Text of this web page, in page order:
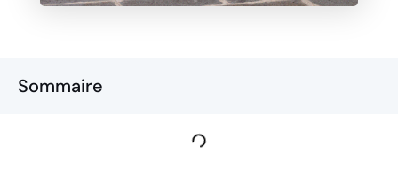
Sommaire